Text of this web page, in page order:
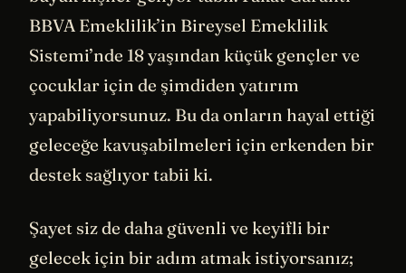
BBVA Emeklilik’in Bireysel Emeklilik
Sistemi’nde 18 yaşından küçük gençler ve
çocuklar için de şimdiden yatırım
yapabiliyorsunuz. Bu da onların hayal ettiği
geleceğe kavuşabilmeleri için erkenden bir
destek sağlıyor tabii ki.
Şayet siz de daha güvenli ve keyifli bir
gelecek için bir adım atmak istiyorsanız;